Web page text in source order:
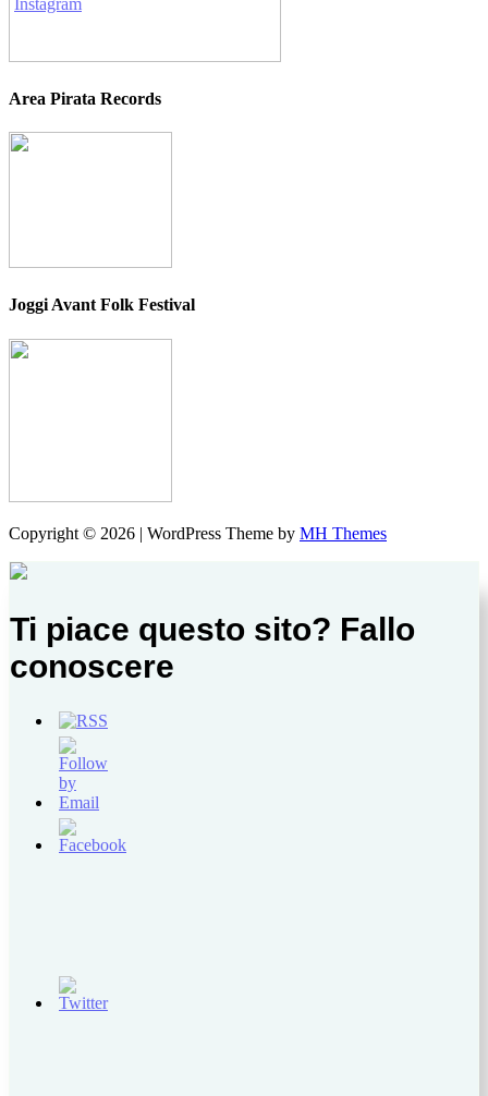
Area Pirata Records
Joggi Avant Folk Festival
Copyright © 2026 | WordPress Theme by MH Themes
Ti piace questo sito? Fallo
conoscere